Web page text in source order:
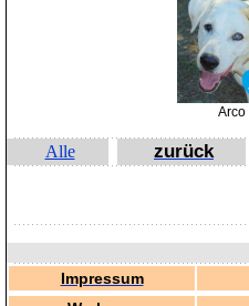
Arco
Alle zurück
Impressum